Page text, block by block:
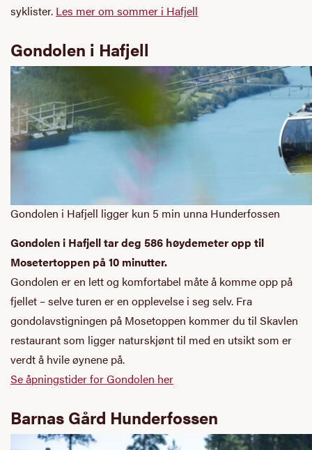
syklister. Les mer om sommer i Hafjell
Gondolen i Hafjell
Gondolen i Hafjell ligger kun 5 min unna Hunderfossen
Gondolen i Hafjell tar deg 586 høydemeter opp til
Mosetertoppen på 10 minutter.
Gondolen er en lett og komfortabel måte å komme opp på
fjellet – selve turen er en opplevelse i seg selv. Fra
gondolavstigningen på Mosetoppen kommer du til Skavlen
restaurant som ligger naturskjønt til med en utsikt som er
verdt å hvile øynene på.
Se åpningstider for Gondolen her
Barnas Gård Hunderfossen